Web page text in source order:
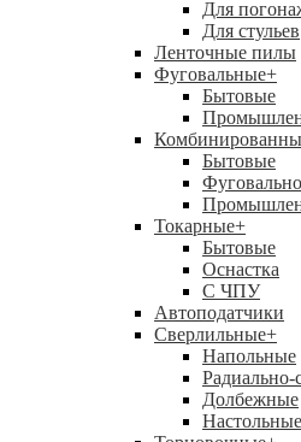
Для
Для стульев
Ленточные пилы
Фуговальные+
Бытовые
Бытовые
Токарные+
Бытовые
Оснастка
С ЧПУ
Автоподатчики
Сверлильные+
Напольные
Радиально-
Долбежные
Настольные